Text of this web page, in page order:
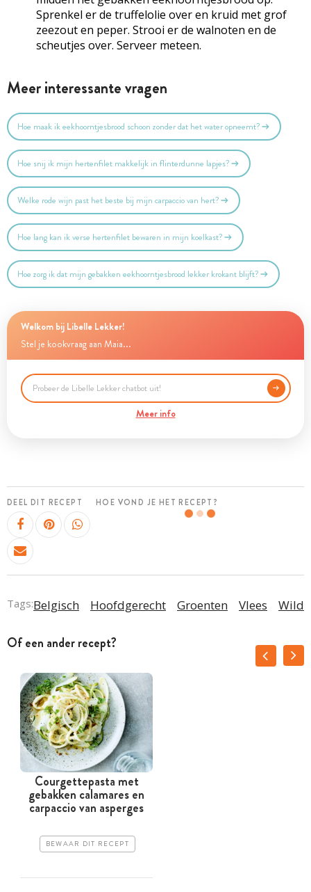
Sprenkel er de truffelolie over en kruid met grof
zeezout en peper. Strooi er de walnoten en de
scheutjes over. Serveer meteen.
Meer interessante vragen
Hoe maak ik eekhoorntjesbrood schoon zonder dat het water opneemt?
Hoe snij ik mijn hertenfilet makkelijk in flinterdunne lapjes?
Welke rode wijn past het beste bij mijn carpaccio van hert?
Hoe lang kan ik verse hertenfilet bewaren in mijn koelkast?
Hoe zorg ik dat mijn gebakken eekhoorntjesbrood lekker krokant blijft?
Welkom bij Libelle Lekker!
Stel je kookvraag aan Maia...
Meer info
DEEL DIT RECEPT HOE VOND JE HET RECEPT?
Tags:Belgisch Hoofdgerecht Groenten Vlees Wild
Of een ander recept?
Courgettepasta met
gebakken calamares en
carpaccio van asperges
BEWAAR DIT RECEPT